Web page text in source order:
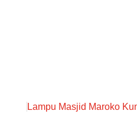
Lampu Masjid Maroko